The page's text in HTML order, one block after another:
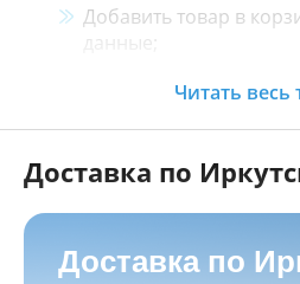
Добавить товар в
данные;
Менеджер свяжется с
Как оплатить:
Наличными,
картой и картой ХАЛВА
магазина по адресуг.
Читать весь
Доставка по
Доставка по